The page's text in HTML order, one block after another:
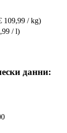
109,99 / kg)
/ l)
данни: